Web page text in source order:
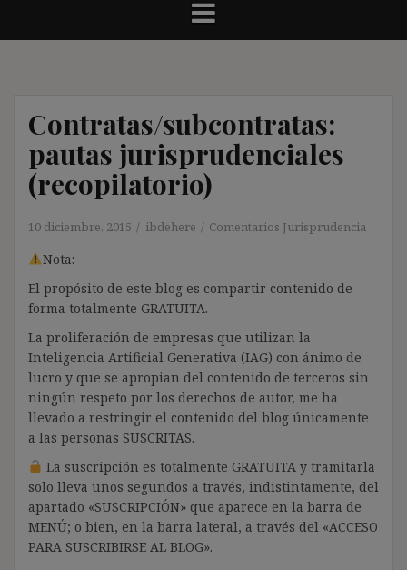
Contratas/subcontratas:
pautas jurisprudenciales
(recopilatorio)
10 diciembre, 2015 ibdehere Comentarios Jurisprudencia
Nota:
El propósito de este blog es compartir contenido de
forma totalmente GRATUITA.
La proliferación de empresas que utilizan la
Inteligencia Artificial Generativa (IAG) con ánimo de
lucro y que se apropian del contenido de terceros sin
ningún respeto por los derechos de autor, me ha
llevado a restringir el contenido del blog únicamente
a las personas SUSCRITAS.
La suscripción es totalmente GRATUITA y tramitarla
solo lleva unos segundos a través, indistintamente, del
apartado «SUSCRIPCIÓN» que aparece en la barra de
MENÚ; o bien, en la barra lateral, a través del «ACCESO
PARA SUSCRIBIRSE AL BLOG».